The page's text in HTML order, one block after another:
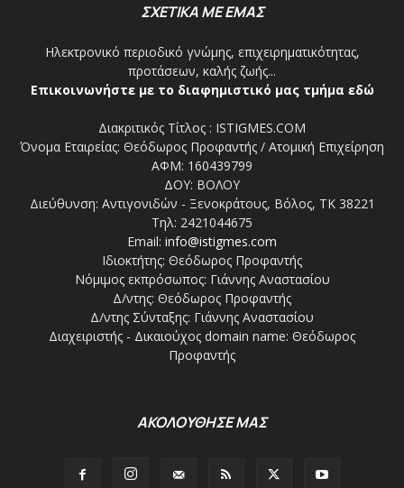
ΣΧΕΤΙΚΑ ΜΕ ΕΜΑΣ
Ηλεκτρονικό περιοδικό γνώμης, επιχειρηματικότητας,
προτάσεων, καλής ζωής...
Επικοινωνήστε με το διαφημιστικό μας τμήμα εδώ
Διακριτικός Τίτλος : ISTIGMES.COM
Όνομα Εταιρείας: Θεόδωρος Προφαντής / Ατομική Επιχείρηση
ΑΦΜ: 160439799
ΔΟΥ: ΒΟΛΟΥ
Διεύθυνση: Αντιγονιδών - Ξενοκράτους, Βόλος, ΤΚ 38221
Τηλ: 2421044675
Email: info@istigmes.com
Ιδιοκτήτης: Θεόδωρος Προφαντής
Νόμιμος εκπρόσωπος: Γιάννης Αναστασίου
Δ/ντης: Θεόδωρος Προφαντής
Δ/ντης Σύνταξης: Γιάννης Αναστασίου
Διαχειριστής - Δικαιούχος domain name: Θεόδωρος
Προφαντής
ΑΚΟΛΟΥΘΗΣΕ ΜΑΣ